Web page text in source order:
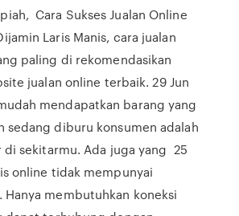
Cara Sukses Jualan Online
Laris Manis, cara jualan
paling di rekomendasikan
jualan online terbaik. 29 Jun
mendapatkan barang yang
sedang diburu konsumen adalah
di sekitarmu. Ada juga yang 25
online tidak mempunyai
membutuhkan koneksi